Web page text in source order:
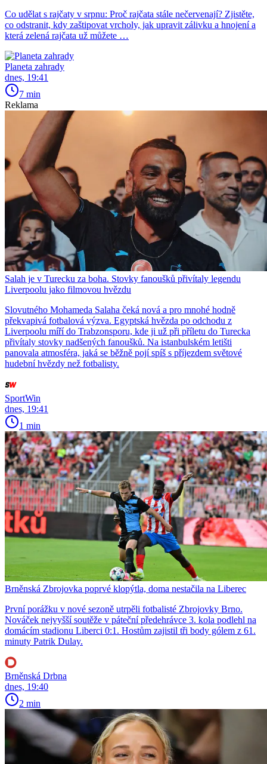
Co udělat s rajčaty v srpnu: Proč rajčata stále nečervenají? Zjistěte,
co odstranit, kdy zaštipovat vrcholy, jak upravit zálivku a hnojení a
která zelená rajčata už můžete …
Planeta zahrady
dnes, 19:41
7 min
Reklama
Salah je v Turecku za boha. Stovky fanoušků přivítaly legendu
Liverpoolu jako filmovou hvězdu
Slovutného Mohameda Salaha čeká nová a pro mnohé hodně
překvapivá fotbalová výzva. Egyptská hvězda po odchodu z
Liverpoolu míří do Trabzonsporu, kde ji už při příletu do Turecka
přivítaly stovky nadšených fanoušků. Na istanbulském letišti
panovala atmosféra, jaká se běžně pojí spíš s příjezdem světové
hudební hvězdy než fotbalisty.
SportWin
dnes, 19:41
1 min
Brněnská Zbrojovka poprvé klopýtla, doma nestačila na Liberec
První porážku v nové sezoně utrpěli fotbalisté Zbrojovky Brno.
Nováček nejvyšší soutěže v páteční předehrávce 3. kola podlehl na
domácím stadionu Liberci 0:1. Hostům zajistil tři body gólem z 61.
minuty Patrik Dulay.
Brněnská Drbna
dnes, 19:40
2 min